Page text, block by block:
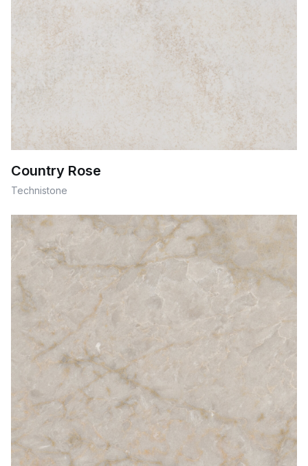
Country Rose
Technistone